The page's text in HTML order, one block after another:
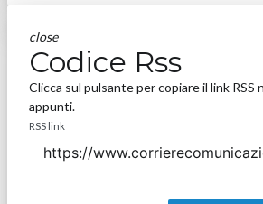
close
Codice Rss
Clicca sul pulsante per copiare il link RSS
appunti.
RSS link